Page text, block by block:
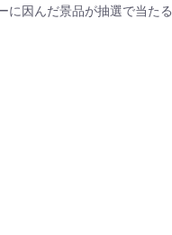
に因んだ景品が抽選で当たる